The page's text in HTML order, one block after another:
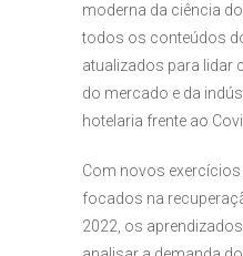
moderna da ciência
todos os conteúdos
atualizados para lidar
do mercado e da
hotelaria frente ao
Com novos
focados na
2022, os